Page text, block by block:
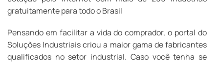
gratuitamente para todo o Brasil
Pensando em facilitar a vida do comprador, o portal do
Soluções Industriais criou a maior gama de fabricantes
qualificados no setor industrial. Caso você tenha se